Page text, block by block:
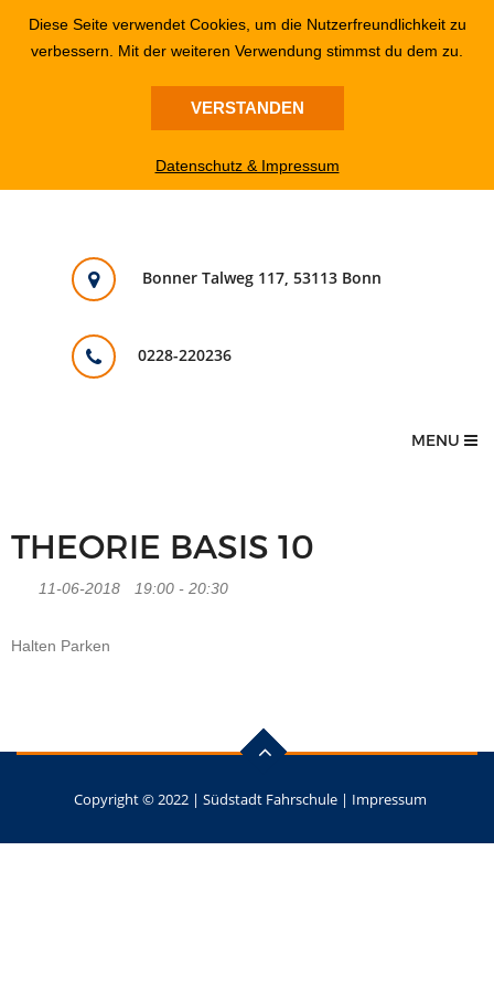
Bonner Talweg 117, 53113 Bonn
0228-220236
MENU
THEORIE BASIS 10
11-06-2018 19:00 - 20:30
Halten Parken
Copyright © 2022 | Südstadt Fahrschule | Impressum
Diese Seite verwendet Cookies, um die Nutzerfreundlichkeit zu
verbessern. Mit der weiteren Verwendung stimmst du dem zu.
VERSTANDEN
Datenschutz & Impressum